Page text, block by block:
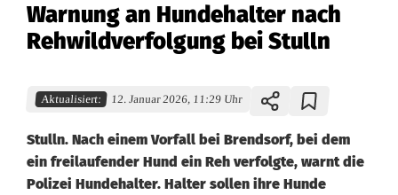
Warnung an Hundehalter nach
Rehwildverfolgung bei Stulln
Aktualisiert: 12. Januar 2026, 11:29 Uhr
Stulln. Nach einem Vorfall bei Brendsorf, bei dem
ein freilaufender Hund ein Reh verfolgte, warnt die
Polizei Hundehalter. Halter sollen ihre Hunde